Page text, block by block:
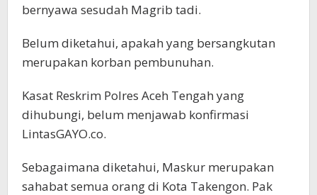
bernyawa sesudah Magrib tadi.
Belum diketahui, apakah yang bersangkutan
merupakan korban pembunuhan.
Kasat Reskrim Polres Aceh Tengah yang
dihubungi, belum menjawab konfirmasi
LintasGAYO.co.
Sebagaimana diketahui, Maskur merupakan
sahabat semua orang di Kota Takengon. Pak